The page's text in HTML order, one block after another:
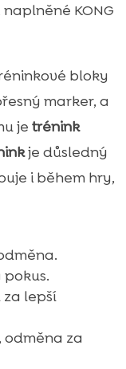
KONG
bloky
marker, a
je trénink
je důsledný
i během hry,
pokus.
za lepší
odměna za